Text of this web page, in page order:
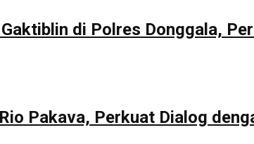
di Polres Donggala,
Pakava, Perkuat Dialog